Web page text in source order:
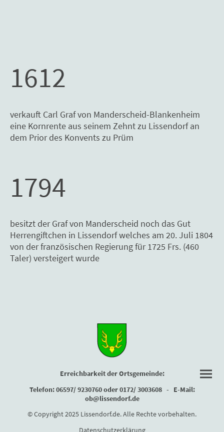
1612
verkauft Carl Graf von Manderscheid-Blankenheim
eine Kornrente aus seinem Zehnt zu Lissendorf an
dem Prior des Konvents zu Prüm
1794
besitzt der Graf von Manderscheid noch das Gut
Herrengiftchen in Lissendorf welches am 20. Juli 1804
von der französischen Regierung für 1725 Frs. (460
Taler) versteigert wurde
Erreichbarkeit der Ortsgemeinde:
Telefon: 06597/ 9230760 oder 0172/ 3003608 - E-Mail:
ob@lissendorf.de
© Copyright 2025 Lissendorf.de. Alle Rechte vorbehalten.
Datenschutzerklärung